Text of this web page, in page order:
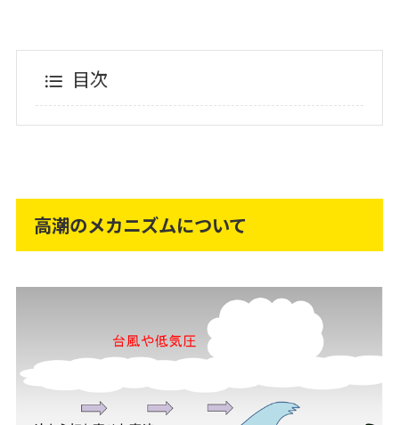
目次
高潮のメカニズムについて